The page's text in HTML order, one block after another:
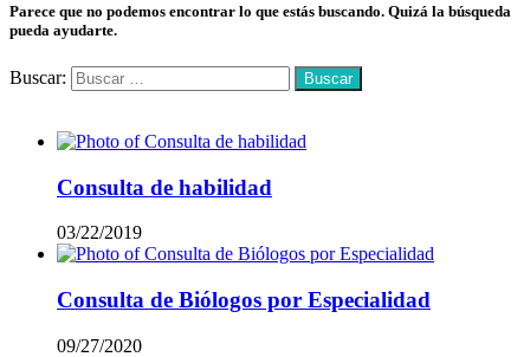
Parece que no podemos encontrar lo que estás buscando. Quizá la búsqueda
pueda ayudarte.
Buscar:
Consulta de habilidad
03/22/2019
Consulta de Biólogos por Especialidad
09/27/2020